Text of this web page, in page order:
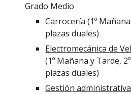
Grado Medio
Carrocería (1º
plazas duales)
Electromecánica de
(1º Mañana y Tarde,
plazas duales)
Gestión administrativa